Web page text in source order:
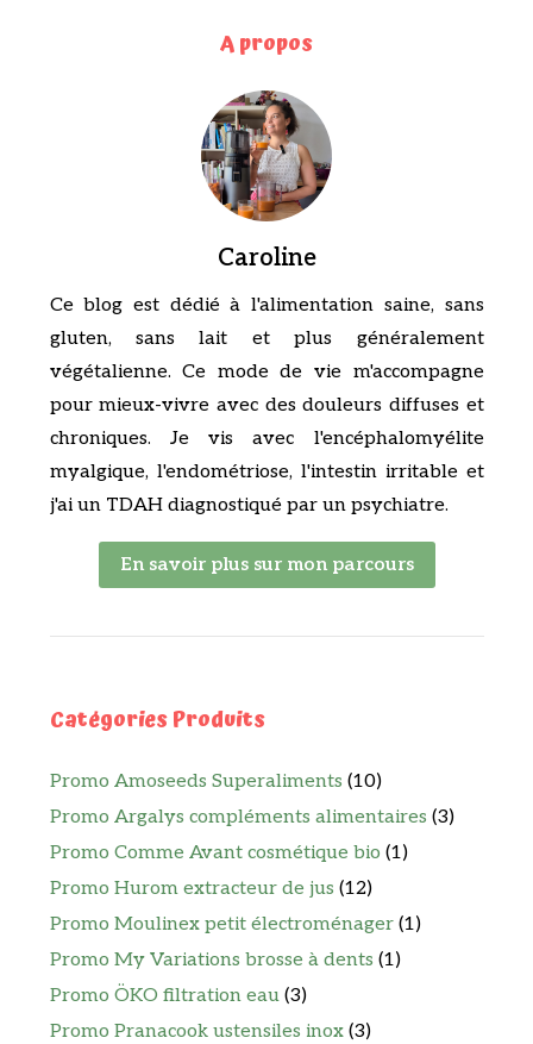
A propos
Caroline
Ce blog est dédié à l'alimentation saine, sans
gluten, sans lait et plus généralement
végétalienne. Ce mode de vie m'accompagne
pour mieux-vivre avec des douleurs diffuses et
chroniques. Je vis avec l'encéphalomyélite
myalgique, l'endométriose, l'intestin irritable et
j'ai un TDAH diagnostiqué par un psychiatre.
En savoir plus sur mon parcours
Catégories Produits
Promo Amoseeds Superaliments (10)
Promo Argalys compléments alimentaires (3)
Promo Comme Avant cosmétique bio (1)
Promo Hurom extracteur de jus (12)
Promo Moulinex petit électroménager (1)
Promo My Variations brosse à dents (1)
Promo ÖKO filtration eau (3)
Promo Pranacook ustensiles inox (3)